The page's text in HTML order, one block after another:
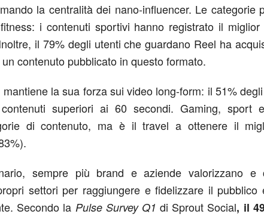
la centralità dei nano-influencer. Le categorie
i contenuti sportivi hanno registrato il miglior
il 79% degli utenti che guardano Reel ha
contenuto pubblicato in questo formato.
mantiene la sua forza sui video long-form: il 51%
superiori ai 60 secondi. Gaming, sport
di contenuto, ma è il travel a ottenere il
sempre più brand e aziende valorizzano e
settori per raggiungere e fidelizzare il pubblico
Secondo la Pulse Survey Q1di Sprout Social, il